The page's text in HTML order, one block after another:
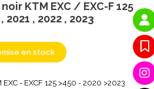
- EXCF 125 >450 - 2020 >2023
KTM EXC / EXC-F 125
2021 , 2022 , 2023
en stock